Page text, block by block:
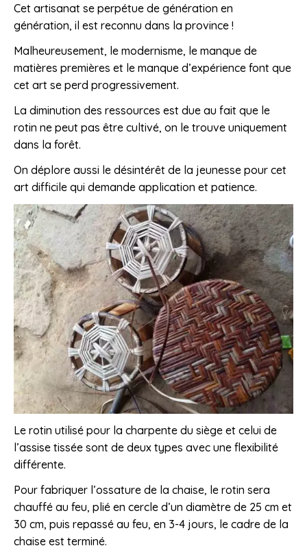
Cet artisanat se perpétue de génération en
génération, il est reconnu dans la province !
Malheureusement, le modernisme, le manque de
matières premières et le manque d’expérience font que
cet art se perd progressivement.
La diminution des ressources est due au fait que le
rotin ne peut pas être cultivé, on le trouve uniquement
dans la forêt.
On déplore aussi le désintérêt de la jeunesse pour cet
art difficile qui demande application et patience.
Le rotin utilisé pour la charpente du siège et celui de
l’assise tissée sont de deux types avec une flexibilité
différente.
Pour fabriquer l’ossature de la chaise, le rotin sera
chauffé au feu, plié en cercle d’un diamètre de 25 cm et
30 cm, puis repassé au feu, en 3-4 jours, le cadre de la
chaise est terminé.